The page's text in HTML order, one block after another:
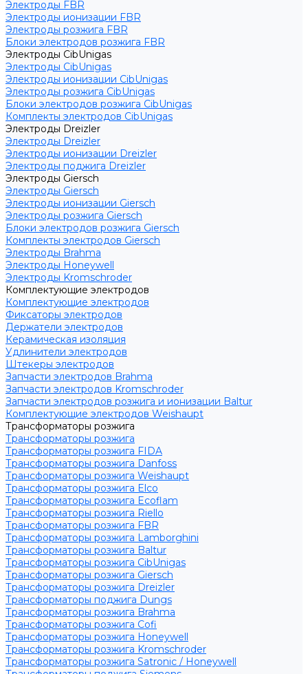
Электроды FBR
Электроды ионизации FBR
Электроды розжига FBR
Блоки электродов розжига FBR
Электроды CibUnigas
Электроды CibUnigas
Электроды ионизации CibUnigas
Электроды розжига CibUnigas
Блоки электродов розжига CibUnigas
Комплекты электродов CibUnigas
Электроды Dreizler
Электроды Dreizler
Электроды ионизации Dreizler
Электроды поджига Dreizler
Электроды Giersch
Электроды Giersch
Электроды ионизации Giersch
Электроды розжига Giersch
Блоки электродов розжига Giersch
Комплекты электродов Giersch
Электроды Brahma
Электроды Honeywell
Электроды Kromschroder
Комплектующие электродов
Комплектующие электродов
Фиксаторы электродов
Держатели электродов
Керамическая изоляция
Удлинители электродов
Штекеры электродов
Запчасти электродов Brahma
Запчасти электродов Kromschroder
Запчасти электродов розжига и ионизации Baltur
Комплектующие электродов Weishaupt
Трансформаторы розжига
Трансформаторы розжига
Трансформаторы розжига FIDA
Трансформаторы розжига Danfoss
Трансформаторы розжига Weishaupt
Трансформаторы розжига Elco
Трансформаторы розжига Ecoflam
Трансформаторы розжига Riello
Трансформаторы розжига FBR
Трансформаторы розжига Lamborghini
Трансформаторы розжига Baltur
Трансформаторы розжига CibUnigas
Трансформаторы розжига Giersch
Трансформаторы розжига Dreizler
Трансформаторы поджига Dungs
Трансформаторы розжига Brahma
Трансформаторы розжига Cofi
Трансформаторы розжига Honeywell
Трансформаторы розжига Kromschroder
Трансформаторы розжига Satronic / Honeywell